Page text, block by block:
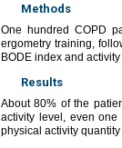
Methods
One hundred COPD
ergometry training,
BODE index and
Results
About 80% of the
activity level, even
physical activity